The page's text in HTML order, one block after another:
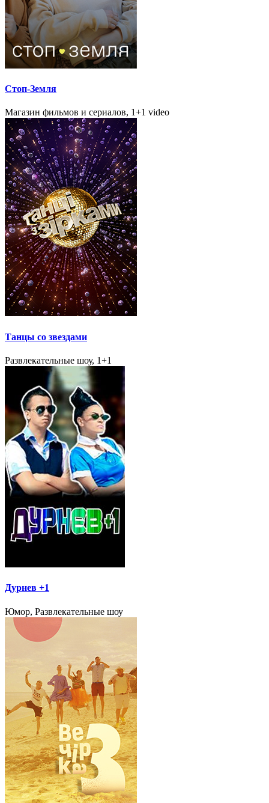
Стоп-Земля
Магазин фильмов и сериалов, 1+1 video
Танцы со звездами
Развлекательные шоу, 1+1
Дурнев +1
Юмор, Развлекательные шоу